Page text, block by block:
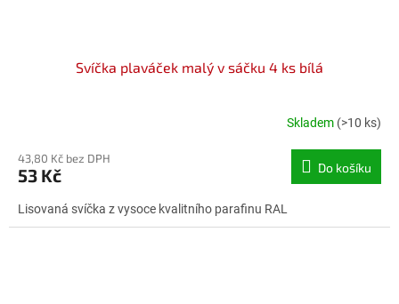
Svíčka plaváček malý v sáčku 4 ks bílá
Skladem (>10 ks)
43,80 Kč bez DPH
53 Kč Do košíku
Lisovaná svíčka z vysoce kvalitního parafinu RAL